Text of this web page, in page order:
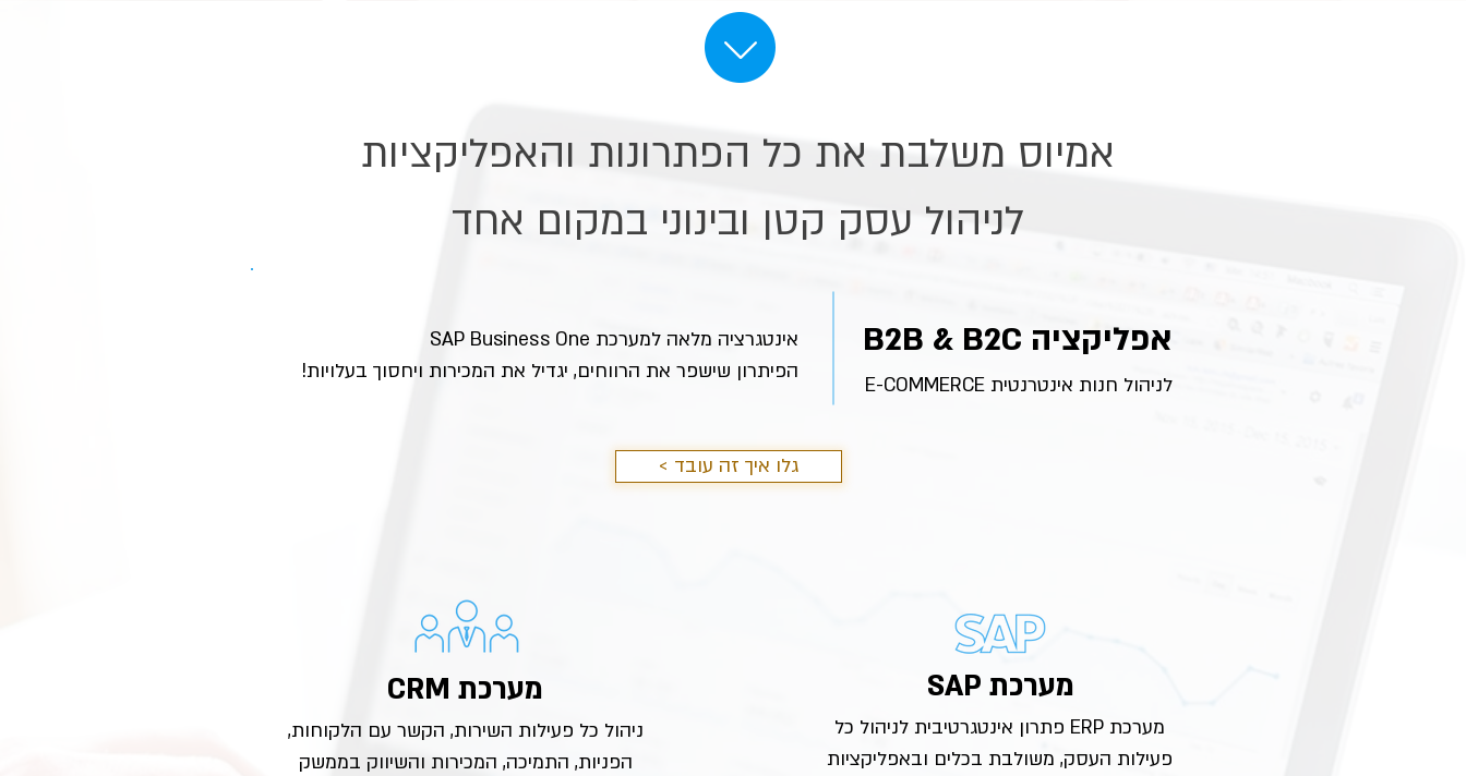
אמיוס משלבת את כל הפתרונות והאפליקציות
לניהול עסק קטן ובינוני במקום אחד
אינטגרציה מלאה למערכת SAP Business One
הפיתרון שישפר את הרווחים, יגדיל את המכירות ויחסוך בעלויות!
אפליקציה B2B & B2C
לניהול חנות אינטרנטית E-COMMERCE
< גלו איך זה עובד
מערכת CRM
ניהול כל פעילות השירות, הקשר עם הלקוחות,
הפניות, התמיכה, המכירות והשיווק בממשק
מערכת SAP
מערכת ERP פתרון אינטגרטיבית לניהול כל
פעילות העסק, משולבת בכלים ובאפליקציות